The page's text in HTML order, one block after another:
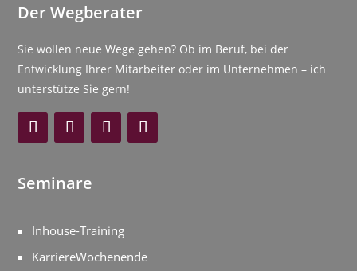
Der Wegberater
Sie wollen neue Wege gehen? Ob im Beruf, bei der
Entwicklung Ihrer Mitarbeiter oder im Unternehmen – ich
unterstütze Sie gern!
Seminare
Inhouse-Training
KarriereWochenende